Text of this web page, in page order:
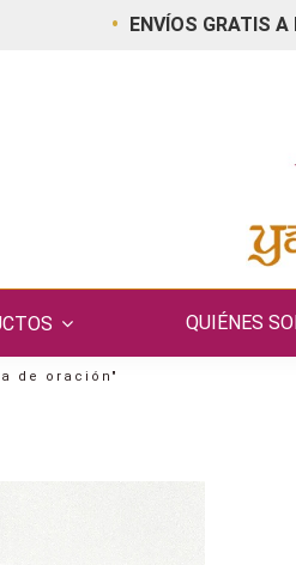
• ENVÍOS GRATIS
QUIÉNES
de oración"